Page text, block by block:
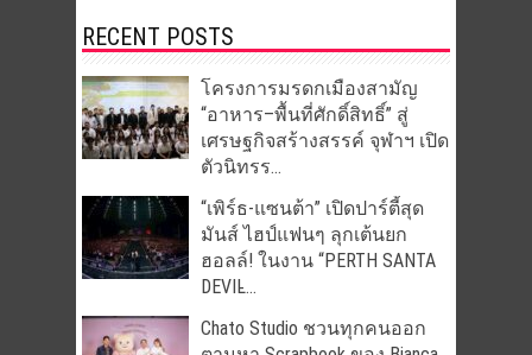
RECENT POSTS
โครงการมรดกเมืองสามัญ
“อาหาร–พื้นที่ศักดิ์สิทธิ์” สู่
เศรษฐกิจสร้างสรรค์ จุฬาฯ เปิด
ตัวนิทรร...
“เพิร์ธ-แซนต้า” เปิดปาร์ตี้สุด
มันส์ ไฮป์แฟนๆ ลุกเต้นยก
ฮอลล์! ในงาน “PERTH SANTA
DEVIL̵...
Chato Studio ชวนทุกคนออก